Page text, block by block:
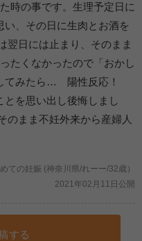
の事です。生理予定日に
、その日に生肉とお酒を
翌日には止まり、そのまま
たくなかったので「おかし
てみたら… 陽性反応！
を思い出し後悔しまし
まま不妊外来から産婦人
ての妊娠 (神奈川県/れーー/32歳）
2021年02月11日公開
する